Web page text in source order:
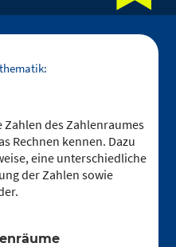
des Zahlenraumes
Rechnen kennen. Dazu
eine unterschiedliche
der Zahlen sowie